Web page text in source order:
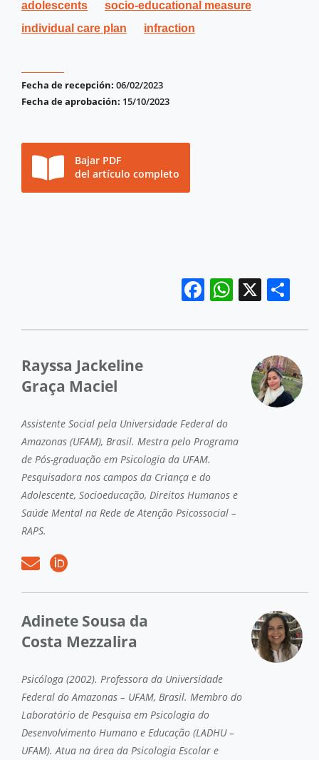
adolescents
socio-educational measure
individual care plan
infraction
Fecha de recepción: 06/02/2023
Fecha de aprobación: 15/10/2023
Bajar PDF
del artículo completo
Facebook
X
Rayssa Jackeline
Graça Maciel
Assistente Social pela Universidade Federal do
Amazonas (UFAM), Brasil. Mestra pelo Programa
de Pós-graduação em Psicologia da UFAM.
Pesquisadora nos campos da Criança e do
Adolescente, Socioeducação, Direitos Humanos e
Saúde Mental na Rede de Atenção Psicossocial –
RAPS.
Adinete Sousa da
Costa Mezzalira
Psicóloga (2002). Professora da Universidade
Federal do Amazonas – UFAM, Brasil. Membro do
Laboratório de Pesquisa em Psicologia do
Desenvolvimento Humano e Educação (LADHU –
UFAM). Atua na área da Psicologia Escolar e